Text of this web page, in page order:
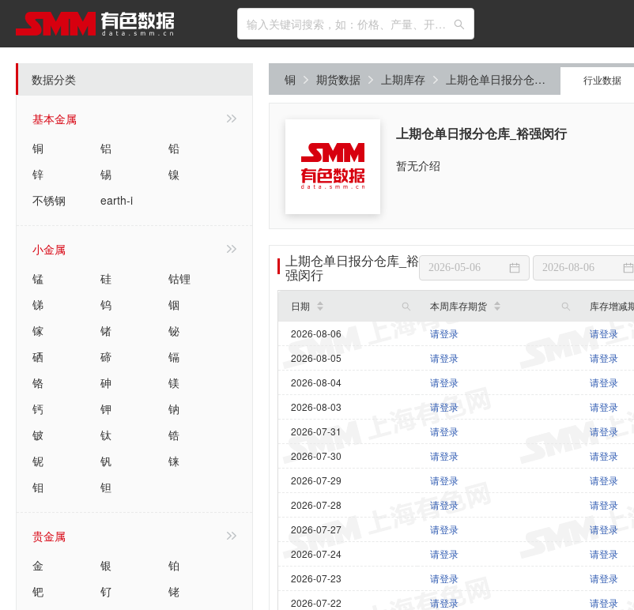
输入关键词搜索，如：价格、产量、开工率、库存
数据分类
基本金属
铜
铝
铅
锌
锡
镍
不锈钢
earth-i
小金属
锰
硅
钴锂
锑
钨
铟
镓
锗
铋
硒
碲
镉
铬
砷
镁
钙
钾
钠
铍
钛
锆
铌
钒
铼
钼
钽
贵金属
金
银
铂
钯
钌
铑
铜 期货数据 上期库存 上期仓单日报分仓库_裕强闵行 行业数据
上期仓单日报分仓库_裕强闵行
暂无介绍
上期仓单日报分仓库_裕
强闵行
日期 本周库存期货 库存增减
2026-08-06 请登录
请登录
2026-08-05
请登录
请登录
2026-08-04
请登录
请登录
2026-08-03
请登录
请登录
2026-07-31
请登录
请登录
2026-07-30
请登录
请登录
2026-07-29
请登录
请登录
2026-07-28
请登录
请登录
2026-07-27
请登录
请登录
2026-07-24
请登录
请登录
2026-07-23
请登录
请登录
2026-07-22
请登录
请登录